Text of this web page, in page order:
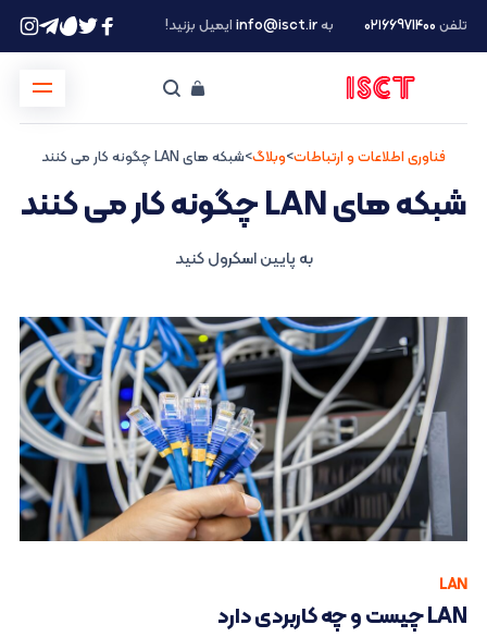
تلفن ۰۲۱66971400 بهinfo@isct.irایمیل بزنید!
فناوری اطلاعات و ارتباطات>وبلاگ>شبکه های LAN چگونه کار می کنند
شبکه های LAN چگونه کار می کنند
به پایین اسکرول کنید
LAN
LAN چیست و چه کاربردی دارد